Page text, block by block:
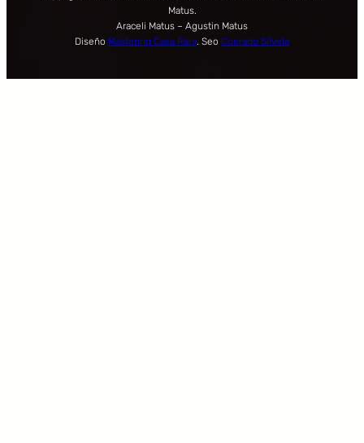
Matus.
Araceli Matus – Agustin Matus
Diseño Mastering Casa Rara. Seo Conrado Silvela